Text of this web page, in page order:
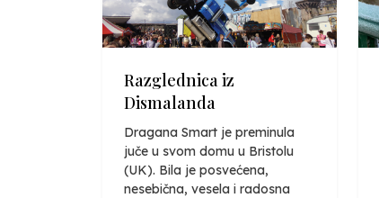
Razglednica iz
Dismalanda
Dragana Smart je preminula
juče u svom domu u Bristolu
(UK). Bila je posvećena,
nesebična, vesela i radosna